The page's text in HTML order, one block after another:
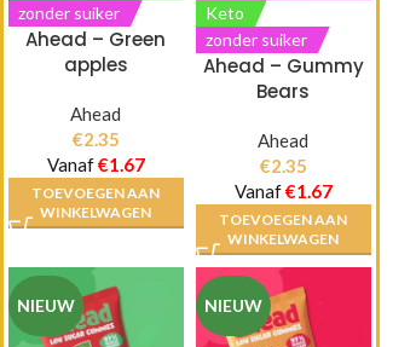
zonder suiker
Ahead – Green
apples
Ahead
€2.35
Vanaf€1.67
TOEVOEGEN AAN
WINKELWAGEN
Keto
zonder suiker
Ahead – Gummy
Bears
Ahead
€2.35
Vanaf€1.67
TOEVOEGEN AAN
WINKELWAGEN
NIEUW NIEUW